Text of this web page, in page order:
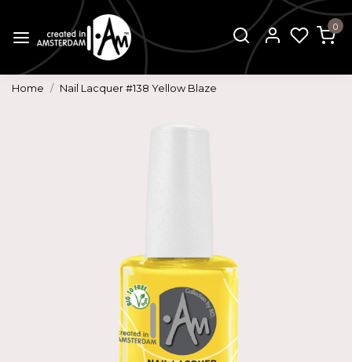
0
Home Nail Lacquer #138 Yellow Blaze